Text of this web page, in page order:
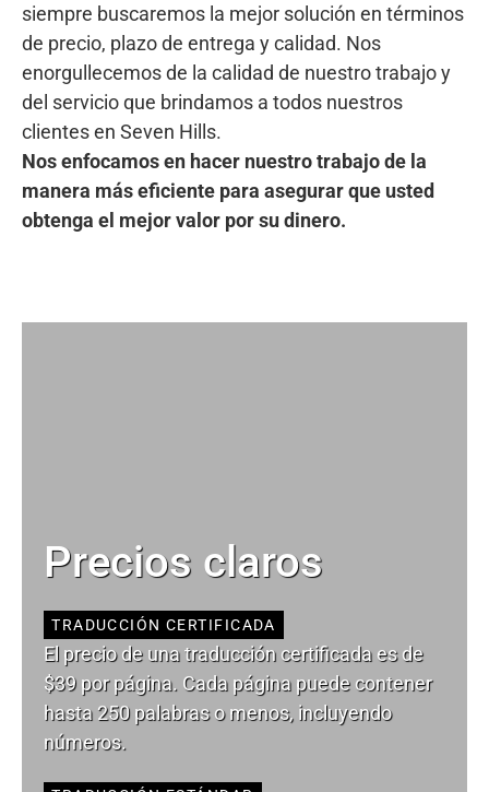
siempre buscaremos la mejor solución en términos
de precio, plazo de entrega y calidad. Nos
enorgullecemos de la calidad de nuestro trabajo y
del servicio que brindamos a todos nuestros
clientes en Seven Hills.
Nos enfocamos en hacer nuestro trabajo de la
manera más eficiente para asegurar que usted
obtenga el mejor valor por su dinero.
Precios claros
TRADUCCIÓN CERTIFICADA
El precio de una traducción certificada es de
$39 por página. Cada página puede contener
hasta 250 palabras o menos, incluyendo
números.